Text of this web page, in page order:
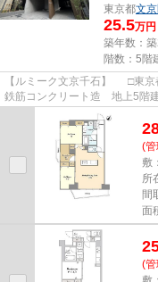
東京都文
25.5万円
築年数：
階数：5階
【ルミーク文京千石】 □東京都文京区
鉄筋コンクリート造 地上5階建て 千石駅から徒歩10分の立地に建つ賃
(
敷
所
間
面
(